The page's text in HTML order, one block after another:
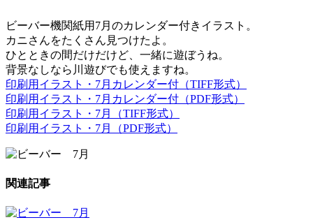
ビーバー機関紙用7月のカレンダー付きイラスト。
カニさんをたくさん見つけたよ。
ひとときの間だけだけど、一緒に遊ぼうね。
背景なしなら川遊びでも使えますね。
印刷用イラスト・7月カレンダー付（TIFF形式）
印刷用イラスト・7月カレンダー付（PDF形式）
印刷用イラスト・7月（TIFF形式）
印刷用イラスト・7月（PDF形式）
関連記事